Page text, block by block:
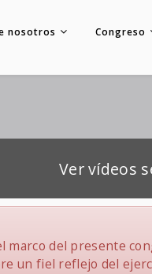
nosotros Congreso
Ver vídeos
marco del presente
un fiel reflejo del